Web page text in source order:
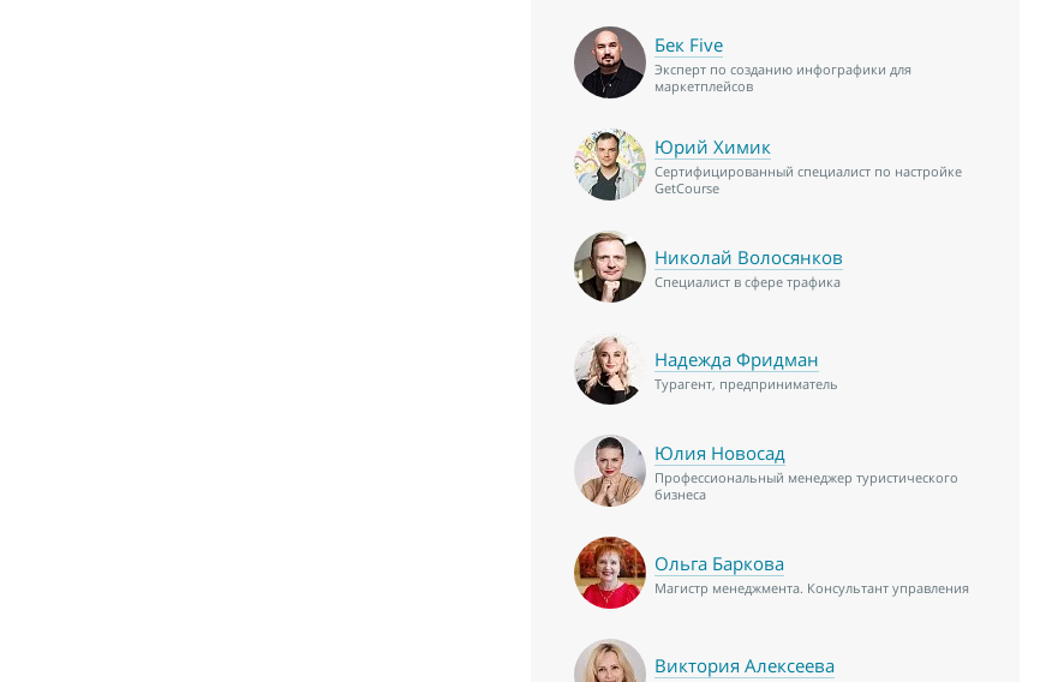
Бек Five
Эксперт по созданию инфографики для
маркетплейсов
Юрий Химик
Сертифицированный специалист по настройке
GetCourse
Николай Волосянков
Специалист в сфере трафика
Надежда Фридман
Турагент, предприниматель
Юлия Новосад
Профессиональный менеджер туристического
бизнеса
Ольга Баркова
Магистр менеджмента. Консультант управления
Виктория Алексеева